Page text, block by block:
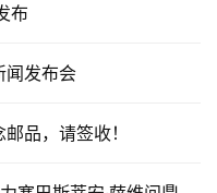
布
闻发布会
品，请签收！